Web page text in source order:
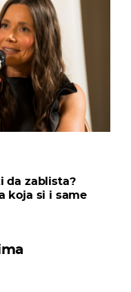
da zablista?
koja si i same